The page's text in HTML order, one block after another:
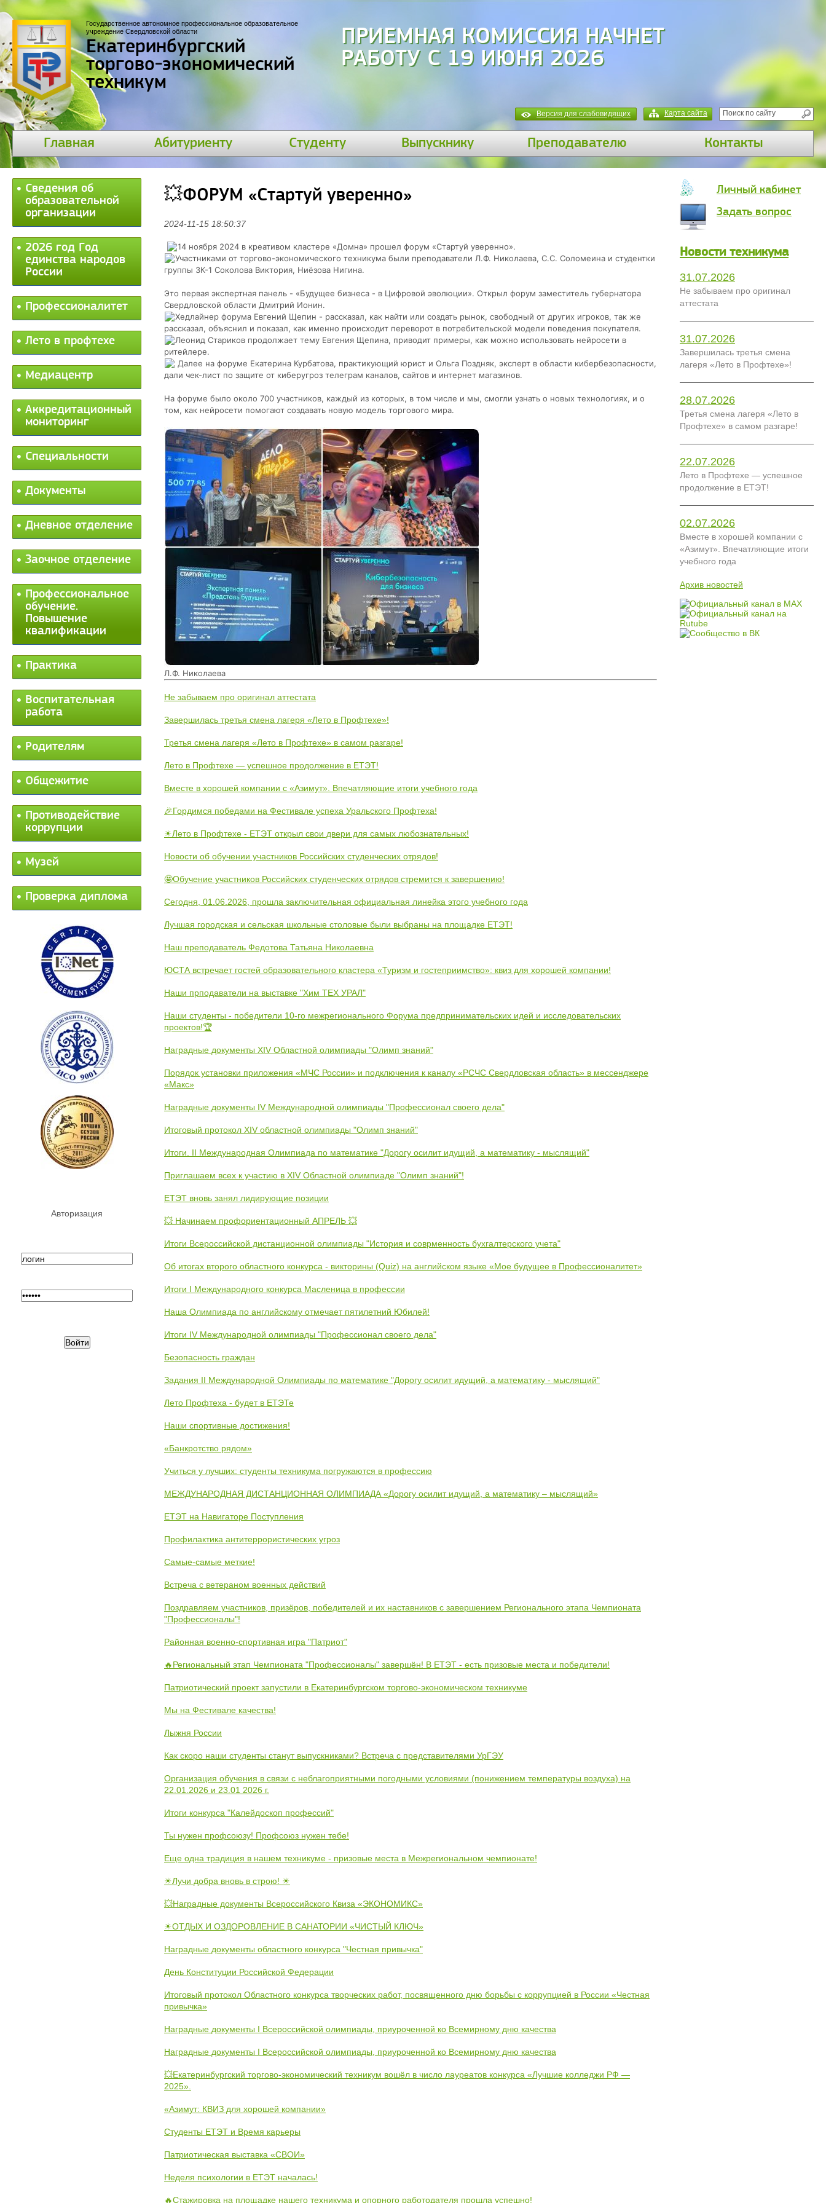
Государственное автономное профессиональное образовательное
учреждение Свердловской области
Екатеринбургский
торгово-экономический
техникум
ПРИЕМНАЯ КОМИССИЯ НАЧНЕТ
РАБОТУ С 19 ИЮНЯ 2026
Карта сайта
Версия для слабовидящих
Главная Абитуриенту Студенту Выпускнику Преподавателю Контакты
Сведения об
образовательной
организации
2026 год Год
единства народов
России
Профессионалитет
Лето в профтехе
Медиацентр
Аккредитационный
мониторинг
Специальности
Документы
Дневное отделение
Заочное отделение
Профессиональное
обучение.
Повышение
квалификации
Практика
Воспитательная
работа
Родителям
Общежитие
Противодействие
коррупции
Музей
Проверка диплома
Авторизация
💥ФОРУМ «Стартуй уверенно»
2024-11-15 18:50:37
14 ноября 2024 в креативом кластере «Домна» прошел форум «Стартуй уверенно».
Участниками от торгово-экономического техникума были преподаватели Л.Ф. Николаева, С.С. Соломеина и студентки
группы 3К-1 Соколова Виктория, Ниёзова Нигина.
Это первая экспертная панель - «Будущее бизнеса - в Цифровой эволюции». Открыл форум заместитель губернатора
Свердловской области Дмитрий Ионин.
Хедлайнер форума Евгений Щепин - рассказал, как найти или создать рынок, свободный от других игроков, так же
рассказал, объяснил и показал, как именно происходит переворот в потребительской модели поведения покупателя.
Леонид Стариков продолжает тему Евгения Щепина, приводит примеры, как можно использовать нейросети в
ритейлере.
Далее на форуме Екатерина Курбатова, практикующий юрист и Ольга Поздняк, эксперт в области кибербезопасности,
дали чек-лист по защите от киберугроз телеграм каналов, сайтов и интернет магазинов.
На форуме было около 700 участников, каждый из которых, в том числе и мы, смогли узнать о новых технологиях, и о
том, как нейросети помогают создавать новую модель торгового мира.
Л.Ф. Николаева
Не забываем про оригинал аттестата
Завершилась третья смена лагеря «Лето в Профтехе»!
Третья смена лагеря «Лето в Профтехе» в самом разгаре!
Лето в Профтехе — успешное продолжение в ЕТЭТ!
Вместе в хорошей компании с «Азимут». Впечатляющие итоги учебного года
🎉Гордимся победами на Фестивале успеха Уральского Профтеха!
☀Лето в Профтехе - ЕТЭТ открыл свои двери для самых любознательных!
Новости об обучении участников Российских студенческих отрядов!
🤩Обучение участников Российских студенческих отрядов стремится к завершению!
Сегодня, 01.06.2026, прошла заключительная официальная линейка этого учебного года
Лучшая городская и сельская школьные столовые были выбраны на площадке ЕТЭТ!
Наш преподаватель Федотова Татьяна Николаевна
ЮСТА встречает гостей образовательного кластера «Туризм и гостеприимство»: квиз для хорошей компании!
Наши прподаватели на выставке "Хим ТЕХ УРАЛ"
Наши студенты - победители 10-го межрегионального Форума предпринимательских идей и исследовательских
проектов!🏆
Наградные документы XIV Областной олимпиады "Олимп знаний"
Порядок установки приложения «МЧС России» и подключения к каналу «РСЧС Свердловская область» в мессенджере
«Макс»
Наградные документы IV Международной олимпиады "Профессионал своего дела"
Итоговый протокол XIV областной олимпиады "Олимп знаний"
Итоги. II Международная Олимпиада по математике "Дорогу осилит идущий, а математику - мыслящий"
Приглашаем всех к участию в XIV Областной олимпиаде "Олимп знаний"!
ЕТЭТ вновь занял лидирующие позиции
💥 Начинаем профориентационный АПРЕЛЬ 💥
Итоги Всероссийской дистанционной олимпиады "История и соврменность бухгалтерского учета"
Об итогах второго областного конкурса - викторины (Quiz) на английском языке «Мое будущее в Профессионалитет»
Итоги I Международного конкурса Масленица в профессии
Наша Олимпиада по английскому отмечает пятилетний Юбилей!
Итоги IV Международной олимпиады "Профессионал своего дела"
Безопасность граждан
Задания II Международной Олимпиады по математике "Дорогу осилит идущий, а математику - мыслящий"
Лето Профтеха - будет в ЕТЭТе
Наши спортивные достижения!
«Банкротство рядом»
Учиться у лучших: студенты техникума погружаются в профессию
МЕЖДУНАРОДНАЯ ДИСТАНЦИОННАЯ ОЛИМПИАДА «Дорогу осилит идущий, а математику – мыслящий»
ЕТЭТ на Навигаторе Поступления
Профилактика антитеррористических угроз
Самые-самые меткие!
Встреча с ветераном военных действий
Поздравляем участников, призёров, победителей и их наставников с завершением Регионального этапа Чемпионата
"Профессионалы"!
Районная военно-спортивная игра "Патриот"
🔥Региональный этап Чемпионата "Профессионалы" завершён! В ЕТЭТ - есть призовые места и победители!
Патриотический проект запустили в Екатеринбургском торгово-экономическом техникуме
Мы на Фестивале качества!
Лыжня России
Как скоро наши студенты станут выпускниками? Встреча с представителями УрГЭУ
Организация обучения в связи с неблагоприятными погодными условиями (понижением температуры воздуха) на
22.01.2026 и 23.01 2026 г.
Итоги конкурса "Калейдоскоп профессий"
Ты нужен профсоюзу! Профсоюз нужен тебе!
Еще одна традиция в нашем техникуме - призовые места в Межрегиональном чемпионате!
☀Лучи добра вновь в строю! ☀
💥Наградные документы Всероссийского Квиза «ЭКОНОМИКС»
☀ОТДЫХ И ОЗДОРОВЛЕНИЕ В САНАТОРИИ «ЧИСТЫЙ КЛЮЧ»
Наградные документы областного конкурса "Честная привычка"
День Конституции Российской Федерации
Итоговый протокол Областного конкурса творческих работ, посвященного дню борьбы с коррупцией в России «Честная
привычка»
Наградные документы I Всероссийской олимпиады, приуроченной ко Всемирному дню качества
Наградные документы I Всероссийской олимпиады, приуроченной ко Всемирному дню качества
💥Екатеринбургский торгово-экономический техникум вошёл в число лауреатов конкурса «Лучшие колледжи РФ —
2025».
«Азимут: КВИЗ для хорошей компании»
Студенты ЕТЭТ и Время карьеры
Патриотическая выставка «СВОИ»
Неделя психологии в ЕТЭТ началась!
🔥Стажировка на площадке нашего техникума и опорного работодателя прошла успешно!
Личный кабинет
Задать вопрос
Новости техникума
31.07.2026
Не забываем про оригинал
аттестата
31.07.2026
Завершилась третья смена
лагеря «Лето в Профтехе»!
28.07.2026
Третья смена лагеря «Лето в
Профтехе» в самом разгаре!
22.07.2026
Лето в Профтехе — успешное
продолжение в ЕТЭТ!
02.07.2026
Вместе в хорошей компании с
«Азимут». Впечатляющие итоги
учебного года
Архив новостей